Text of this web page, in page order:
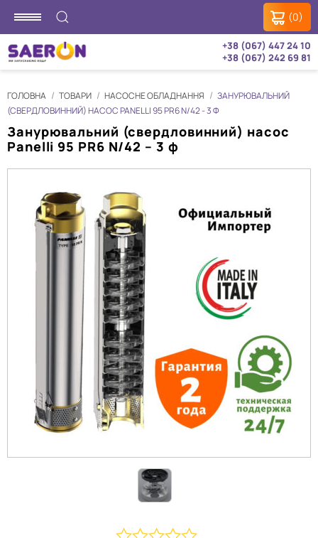
(0)
+38 (067) 447 24 10
+38 (067) 242 69 81
ГОЛОВНА ТОВАРИ НАСОСНЕ ОБЛАДНАННЯ
ЗАНУРЮВАЛЬНИЙ
(СВЕРДЛОВИННИЙ) НАСОС PANELLI 95 PR6 N/42 - 3 Ф
Занурювальний (свердловинний) насос
Panelli 95 PR6 N/42 – 3 ф